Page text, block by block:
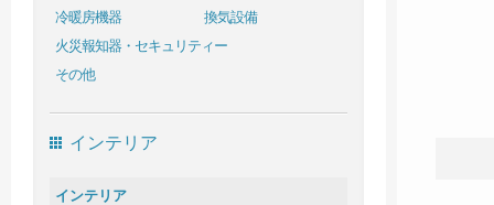
冷暖房機器
換気設備
火災報知器・セキュリティー
その他
インテリア
インテリア